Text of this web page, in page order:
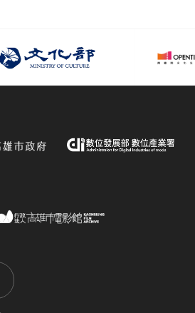
新視窗)
粉絲團(另開新視窗)
往Instagram粉絲團(另開新視窗)